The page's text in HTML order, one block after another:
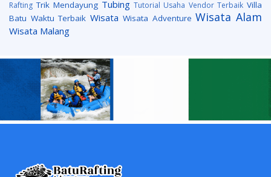
Rafting Trik Mendayung Tubing Tutorial Usaha Vendor Terbaik Villa
Batu Waktu Terbaik Wisata Wisata Adventure Wisata Alam
Wisata Malang